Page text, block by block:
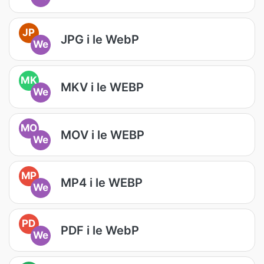
JP
We
JPG i le WebP
MK
We
MKV i le WEBP
MO
We
MOV i le WEBP
MP
We
MP4 i le WEBP
PD
We
PDF i le WebP